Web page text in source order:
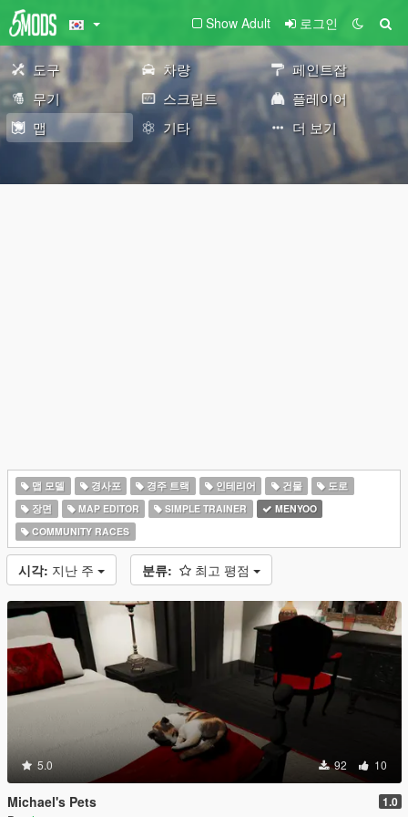
Show Adult 로그인
도구 차량
페인트잡
무기
스크립트
플레이어
맵
기타 더 보기
맵 모델 경사포 경주 트랙 인테리어 건물
도로
장면
MAP EDITOR SIMPLE TRAINER
MENYOO
COMMUNITY RACES
시각: 지난 주 분류: 최고 평점
5.0 92 10
Michael's Pets 1.0